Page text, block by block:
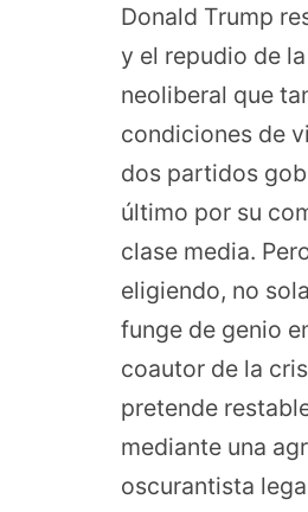
Donald Trump
y el repudio de
neoliberal que
condiciones de
dos partidos
último por su
clase media.
eligiendo, no
funge de genio
coautor de la
pretende
mediante una
oscurantista